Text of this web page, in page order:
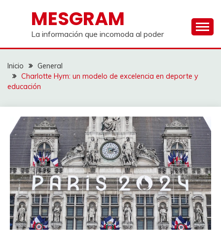
contenidoMESGRAM
La información que incomoda al poder
Inicio
General
Charlotte Hym: un modelo de excelencia en deporte y
educación